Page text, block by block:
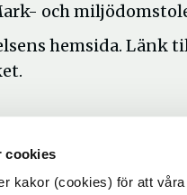
cookies
kakor (cookies) för att
och
hemsida. Länk